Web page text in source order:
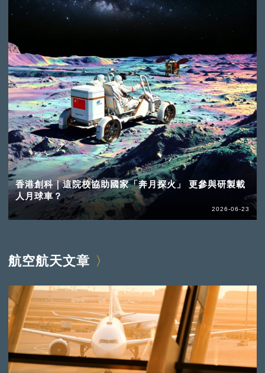
香港創科｜這院校協助國家「奔月探火」 更參與研製載
人月球車？
2026-06-23
航空航天文章